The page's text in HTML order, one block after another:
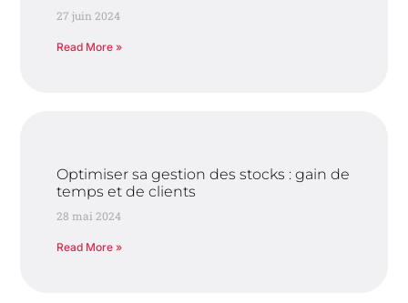
27 juin 2024
Read More »
Optimiser sa gestion des stocks : gain de
temps et de clients
28 mai 2024
Read More »